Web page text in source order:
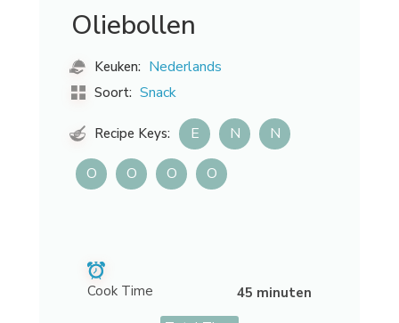
Oliebollen
Keuken: Nederlands
Soort: Snack
Recipe Keys: E N N
O O O O
Cook Time
45 minuten